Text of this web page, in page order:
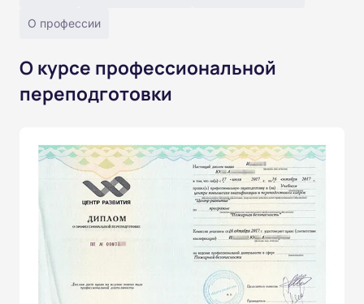
О профессии
О курсе профессиональной
переподготовки